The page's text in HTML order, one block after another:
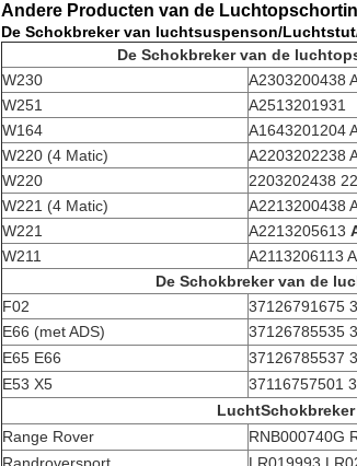
Andere Producten van de
De Schokbreker van luchtsuspenson/
De Schokbreker van de
W230
A2303200438
W251
A2513201931
W164
A1643201204
W220 (4 Matic)
A2203202238
W220
2203202438
W221 (4 Matic)
A2213200438
W221
A2213205613
W211
A2113206113
De Schokbreker van de
F02
37126791675
E66 (met ADS)
37126785535
E65 E66
37126785537
E53 X5
37116757501
Range Rover
RNB000740G